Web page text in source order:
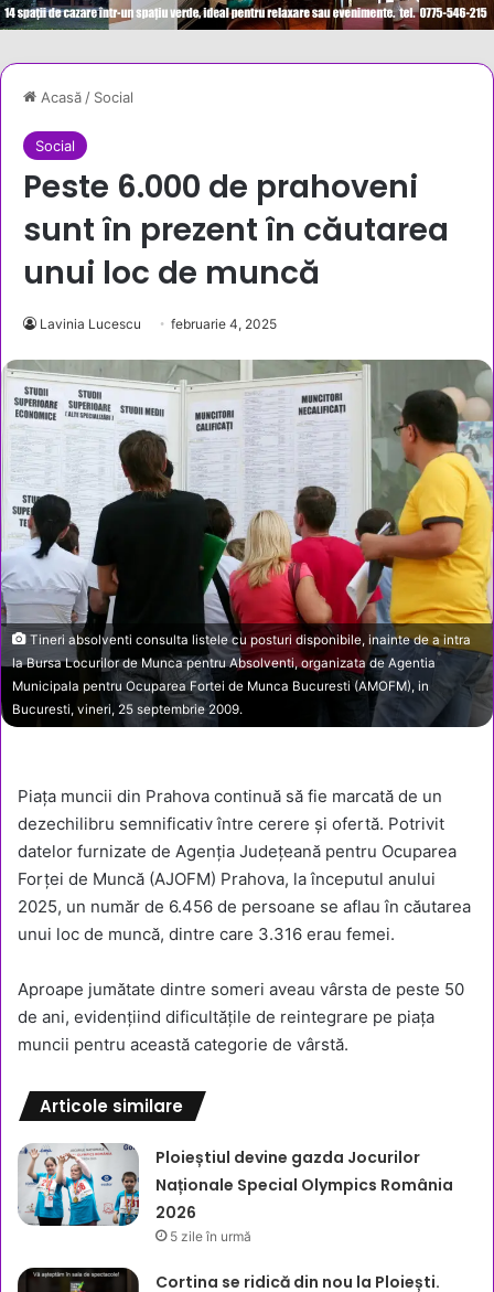
Acasă/ Social
Social
Peste 6.000 de prahoveni
sunt în prezent în căutarea
unui loc de muncă
Lavinia Lucescu februarie 4, 2025
Tineri absolventi consulta listele cu posturi disponibile, inainte de a intra
la Bursa Locurilor de Munca pentru Absolventi, organizata de Agentia
Municipala pentru Ocuparea Fortei de Munca Bucuresti (AMOFM), in
Bucuresti, vineri, 25 septembrie 2009.
Piața muncii din Prahova continuă să fie marcată de un
dezechilibru semnificativ între cerere și ofertă. Potrivit
datelor furnizate de Agenția Județeană pentru Ocuparea
Forței de Muncă (AJOFM) Prahova, la începutul anului
2025, un număr de 6.456 de persoane se aflau în căutarea
unui loc de muncă, dintre care 3.316 erau femei.
Aproape jumătate dintre someri aveau vârsta de peste 50
de ani, evidențiind dificultățile de reintegrare pe piața
muncii pentru această categorie de vârstă.
Articole similare
Ploieștiul devine gazda Jocurilor
Naționale Special Olympics România
2026
5 zile în urmă
Cortina se ridică din nou la Ploiești.